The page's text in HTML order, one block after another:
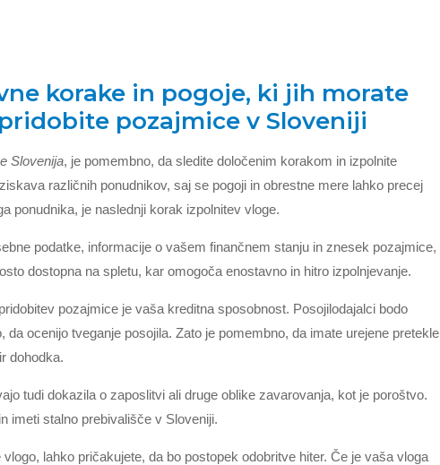
korake in pogoje, ki jih morate
pozajmice v Sloveniji
Slovenija, je pomembno, da sledite določenim korakom in izpolnite
različnih ponudnikov, saj se pogoji in obrestne mere lahko precej
ponudnika, je naslednji korak izpolnitev vloge.
podatke, informacije o vašem finančnem stanju in znesek pozajmice,
dostopna na spletu, kar omogoča enostavno in hitro izpolnjevanje.
pozajmice je vaša kreditna sposobnost. Posojilodajalci bodo
da ocenijo tveganje posojila. Zato je pomembno, da imate urejene pretekle
dohodka.
tudi dokazila o zaposlitvi ali druge oblike zavarovanja, kot je poroštvo.
imeti stalno prebivališče v Sloveniji.
lahko pričakujete, da bo postopek odobritve hiter. Če je vaša vloga